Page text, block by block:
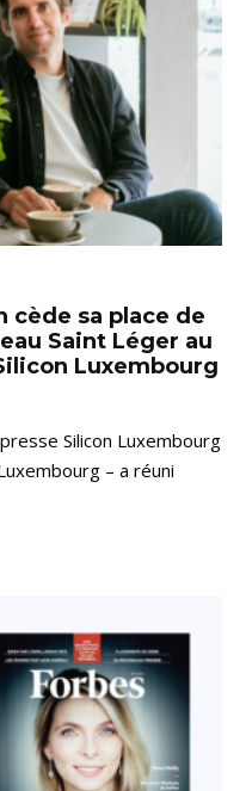
cède sa place de
Saint Léger au
Luxembourg
Silicon Luxembourg
– a réuni